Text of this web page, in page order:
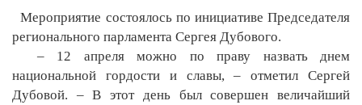
Мероприятие состоялось по инициативе Председателя
регионального парламента Сергея Дубового.
– 12 апреля можно по праву назвать днем
национальной гордости и славы, – отметил Сергей
Дубовой. – В этот день был совершен величайший